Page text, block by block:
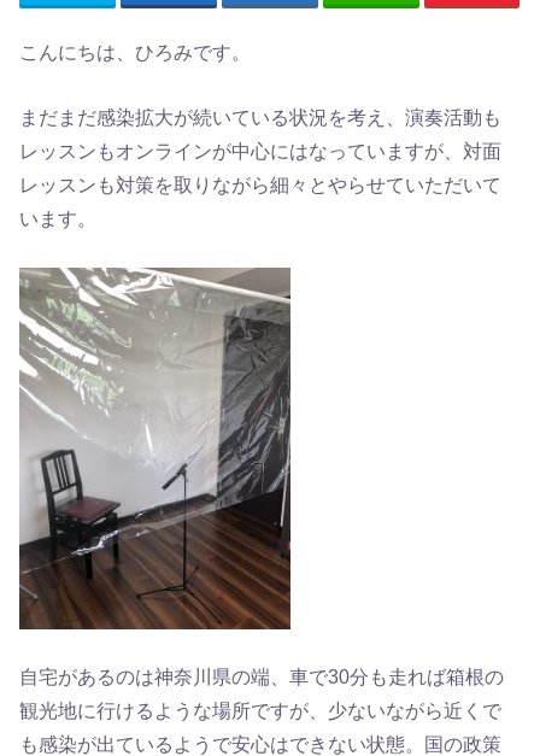
こんにちは、ひろみです。
まだまだ感染拡大が続いている状況を考え、演奏活動も
レッスンもオンラインが中心にはなっていますが、対面
レッスンも対策を取りながら細々とやらせていただいて
います。
自宅があるのは神奈川県の端、車で30分も走れば箱根の
観光地に行けるような場所ですが、少ないながら近くで
も感染が出ているようで安心はできない状態。国の政策